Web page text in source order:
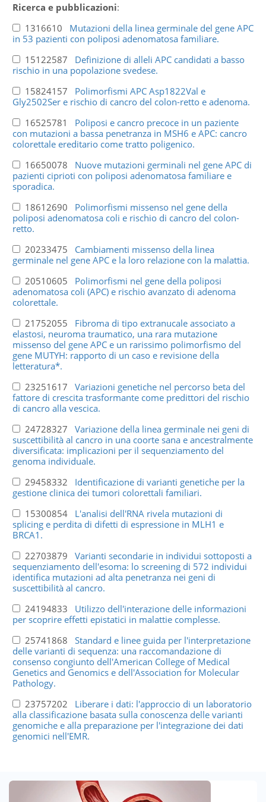
Ricerca e pubblicazioni:
1316610 Mutazioni della linea germinale del gene APC
in 53 pazienti con poliposi adenomatosa familiare.
15122587 Definizione di alleli APC candidati a basso
rischio in una popolazione svedese.
15824157 Polimorfismi APC Asp1822Val e
Gly2502Ser e rischio di cancro del colon-retto e adenoma.
16525781 Poliposi e cancro precoce in un paziente
con mutazioni a bassa penetranza in MSH6 e APC: cancro
colorettale ereditario come tratto poligenico.
16650078 Nuove mutazioni germinali nel gene APC di
pazienti ciprioti con poliposi adenomatosa familiare e
sporadica.
18612690 Polimorfismi missenso nel gene della
poliposi adenomatosa coli e rischio di cancro del colon-
retto.
20233475 Cambiamenti missenso della linea
germinale nel gene APC e la loro relazione con la malattia.
20510605 Polimorfismi nel gene della poliposi
adenomatosa coli (APC) e rischio avanzato di adenoma
colorettale.
21752055 Fibroma di tipo extranucale associato a
elastosi, neuroma traumatico, una rara mutazione
missenso del gene APC e un rarissimo polimorfismo del
gene MUTYH: rapporto di un caso e revisione della
letteratura*.
23251617 Variazioni genetiche nel percorso beta del
fattore di crescita trasformante come predittori del rischio
di cancro alla vescica.
24728327 Variazione della linea germinale nei geni di
suscettibilità al cancro in una coorte sana e ancestralmente
diversificata: implicazioni per il sequenziamento del
genoma individuale.
29458332 Identificazione di varianti genetiche per la
gestione clinica dei tumori colorettali familiari.
15300854 L'analisi dell'RNA rivela mutazioni di
splicing e perdita di difetti di espressione in MLH1 e
BRCA1.
22703879 Varianti secondarie in individui sottoposti a
sequenziamento dell'esoma: lo screening di 572 individui
identifica mutazioni ad alta penetranza nei geni di
suscettibilità al cancro.
24194833 Utilizzo dell'interazione delle informazioni
per scoprire effetti epistatici in malattie complesse.
25741868 Standard e linee guida per l'interpretazione
delle varianti di sequenza: una raccomandazione di
consenso congiunto dell'American College of Medical
Genetics and Genomics e dell'Association for Molecular
Pathology.
23757202 Liberare i dati: l'approccio di un laboratorio
alla classificazione basata sulla conoscenza delle varianti
genomiche e alla preparazione per l'integrazione dei dati
genomici nell'EMR.